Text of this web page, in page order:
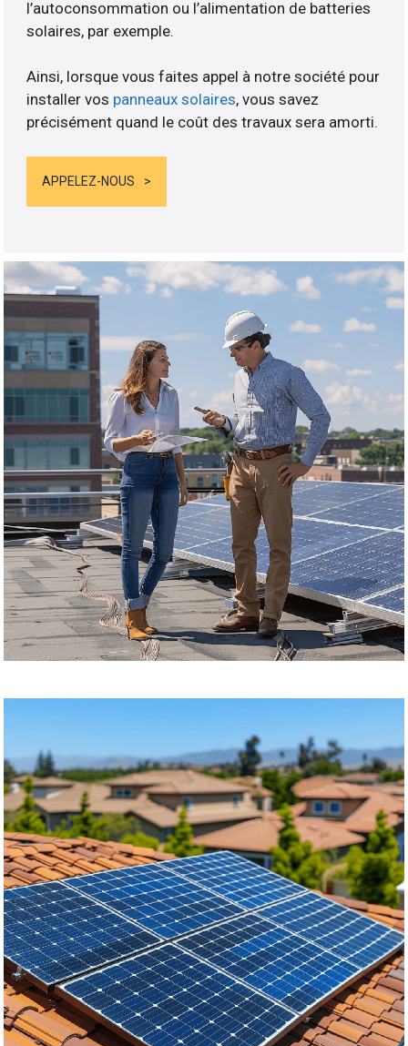
l’autoconsommation ou l’alimentation de batteries
solaires, par exemple.
Ainsi, lorsque vous faites appel à notre société pour
installer vos panneaux solaires, vous savez
précisément quand le coût des travaux sera amorti.
APPELEZ-NOUS